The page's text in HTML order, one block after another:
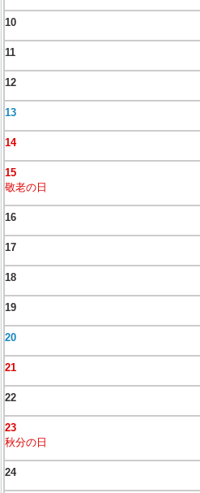
10
11
12
13
14
15
敬老の日
16
17
18
19
20
21
22
23
秋分の日
24